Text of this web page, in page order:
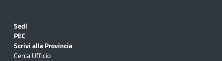
Sedi
PEC
Scrivi alla Provincia
Cerca Ufficio